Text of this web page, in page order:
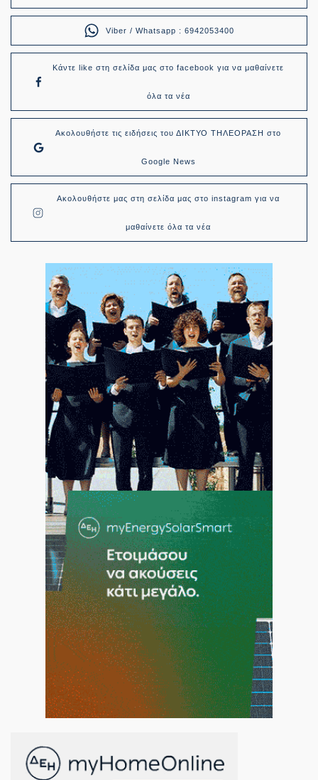
Viber / Whatsapp : 6942053400
Κάντε like στη σελίδα μας στο facebook για να μαθαίνετε
όλα τα νέα
Ακολουθήστε τις ειδήσεις του ΔΙΚΤΥΟ ΤΗΛΕΟΡΑΣΗ στο
Google News
Ακολουθήστε μας στη σελίδα μας στο instagram για να
μαθαίνετε όλα τα νέα